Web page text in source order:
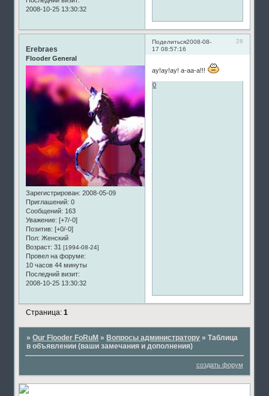
2008-10-25 13:30:32
Поделиться 28
2008-08-
17 08:57:16
Erebraes
Flooder General
Зарегистрирован: 2008-05-09
Приглашений: 0
Сообщений: 163
Уважение: [+7/-0]
Позитив: [+0/-0]
Пол: Женский
Возраст: 31[1994-08-24]
Провел на форуме:
10 часов 44 минуты
Последний визит:
2008-10-25 13:30:32
ау!ау!ау! а-аа-а!!!
0
Страница:1
»Our Flooder FoRuM »Вопросы администратору »Таблица
в объявлении (ваши замечания и дополнения)
создать форум